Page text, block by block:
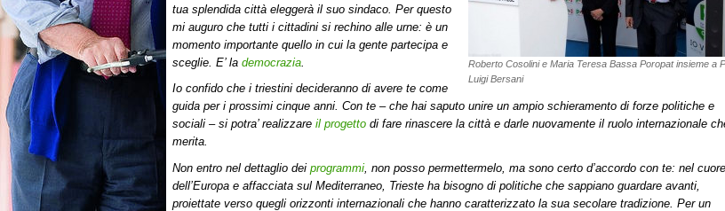
Roberto Cosolini e Maria Teresa Bassa Poropat insieme a
Luigi Bersani
tua splendida città eleggerà il suo sindaco. Per questo
mi auguro che tutti i cittadini si rechino alle urne: è un
momento importante quello in cui la gente partecipa e
sceglie. E’ la democrazia.
Io confido che i triestini decideranno di avere te come
guida per i prossimi cinque anni. Con te – che hai saputo unire un ampio schieramento di forze politiche e
sociali – si potra’ realizzare il progetto di fare rinascere la città e darle nuovamente il ruolo internazionale
merita.
Non entro nel dettaglio dei programmi , non posso permettermelo, ma sono certo d’accordo con te: nel cuore
dell’Europa e affacciata sul Mediterraneo, Trieste ha bisogno di politiche che sappiano guardare avanti,
proiettate verso quegli orizzonti internazionali che hanno caratterizzato la sua secolare tradizione. Per un